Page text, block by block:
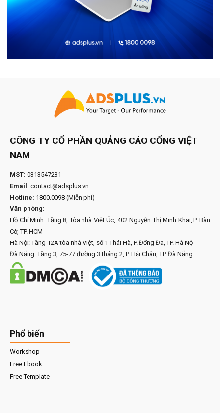
CÔNG TY CỔ PHẦN QUẢNG CÁO CỔNG VIỆT
NAM
MST: 0313547231
Email: contact@adsplus.vn
Hotline: 1800.0098 (Miễn phí)
Văn phòng:
Hồ Chí Minh: Tầng 8, Tòa nhà Việt Úc, 402 Nguyễn Thị Minh Khai, P. Bàn
Cờ, TP. HCM
Hà Nội: Tầng 12A tòa nhà Việt, số 1 Thái Hà, P. Đống Đa, TP. Hà Nội
Đà Nẵng: Tầng 3, 75-77 đường 3 tháng 2, P. Hải Châu, TP. Đà Nẵng
Phổ biến
Workshop
Free Ebook
Free Template